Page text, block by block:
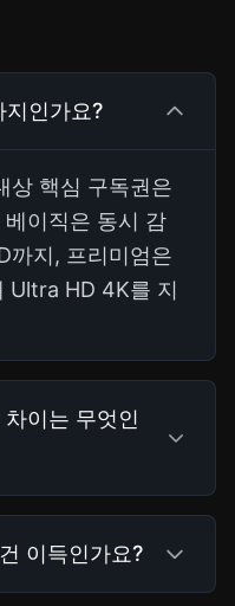
지인가요?
상 핵심 구독권은
이직은 동시 감
까지, 프리미엄은
Ultra HD 4K를 지
이는 무엇인
이득인가요?